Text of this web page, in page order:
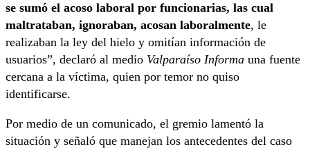
se sumó el acoso laboral por funcionarias, las cual
maltrataban, ignoraban, acosan laboralmente, le
realizaban la ley del hielo y omitían información de
usuarios”, declaró al medio Valparaíso Informa una fuente
cercana a la víctima, quien por temor no quiso
identificarse.
Por medio de un comunicado, el gremio lamentó la
situación y señaló que manejan los antecedentes del caso